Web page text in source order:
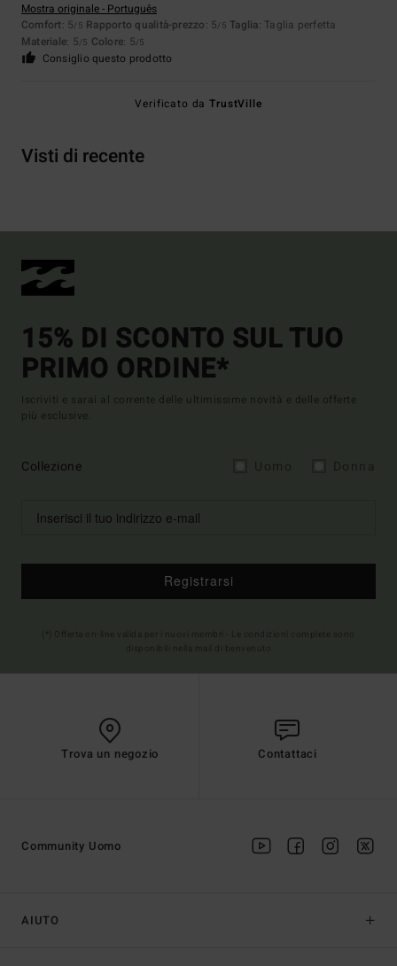
Mostra originale - Português
Comfort: 5/5 Rapporto qualità-prezzo: 5/5 Taglia: Taglia perfetta
Materiale: 5/5 Colore: 5/5
Consiglio questo prodotto
Verificato daTrustVille
Visti di recente
15% DI SCONTO SUL TUO
PRIMO ORDINE*
Iscriviti e sarai al corrente delle ultimissime novità e delle offerte
più esclusive.
Collezione
Registrarsi
Trova un negozio Contattaci
AIUTO
Community Uomo